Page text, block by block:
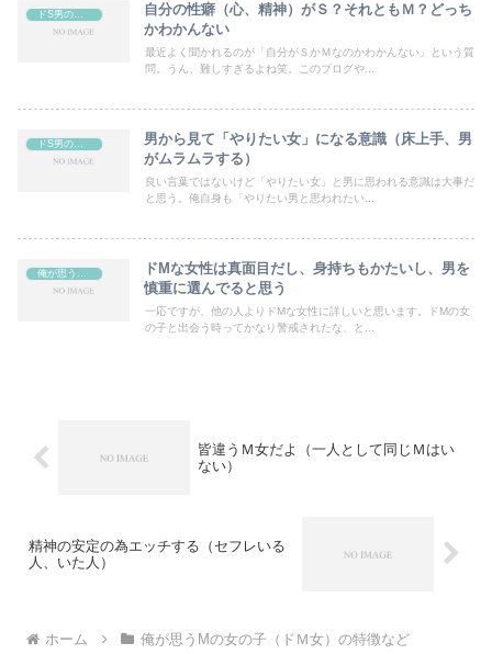
ドS男の考え、思考（自分ではドSとは思ってはいない）
自分の性癖（心、精神）がＳ？それともＭ？どっち
かわかんない
最近よく聞かれるのが「自分がＳかＭなのかわかんない」という質
問。うん、難しすぎるよね笑。このブログや...
ドS男の考え、思考（自分ではドSとは思ってはいない）
男から見て「やりたい女」になる意識（床上手、男
がムラムラする）
良い言葉ではないけど「やりたい女」と男に思われる意識は大事だ
と思う。俺自身も「やりたい男と思われたい...
俺が思うMの女の子（ドＭ女）の特徴など
ドMな女性は真面目だし、身持ちもかたいし、男を
慎重に選んでると思う
一応ですが、他の人よりドMな女性に詳しいと思います。ドMの女
の子と出会う時ってかなり警戒されたな、と...
皆違うＭ女だよ（一人として同じＭはい
ない）
精神の安定の為エッチする（セフレいる
人、いた人）
ホーム 俺が思うMの女の子（ドＭ女）の特徴など